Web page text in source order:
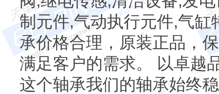
制元件,气动执行元件,气
承价格合理，原装正品，
满足客户的需求。 以卓越
这个轴承我们的轴承始终